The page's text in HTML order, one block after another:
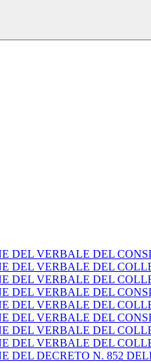
VERBALE DEL
VERBALE DEL
VERBALE DEL
VERBALE DEL
VERBALE DEL
VERBALE DEL
VERBALE DEL
VERBALE DEL
DECRETO N. 852